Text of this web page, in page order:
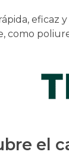
el